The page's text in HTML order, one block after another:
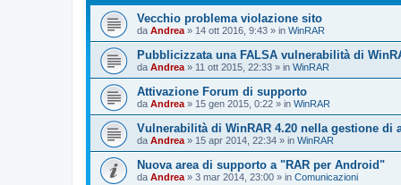
Vecchio problema violazione sito
da Andrea » 14 ott 2016, 9:43 » in WinRAR
Pubblicizzata una FALSA vulnerabilità di
da Andrea » 11 ott 2015, 22:33 » in WinRAR
Attivazione Forum di supporto
da Andrea » 15 gen 2015, 0:22 » in WinRAR
Vulnerabilità di WinRAR 4.20 nella gestione di
da Andrea » 15 apr 2014, 22:34 » in WinRAR
Nuova area di supporto a "RAR per Android"
da Andrea » 3 mar 2014, 23:00 » in Comunicazioni